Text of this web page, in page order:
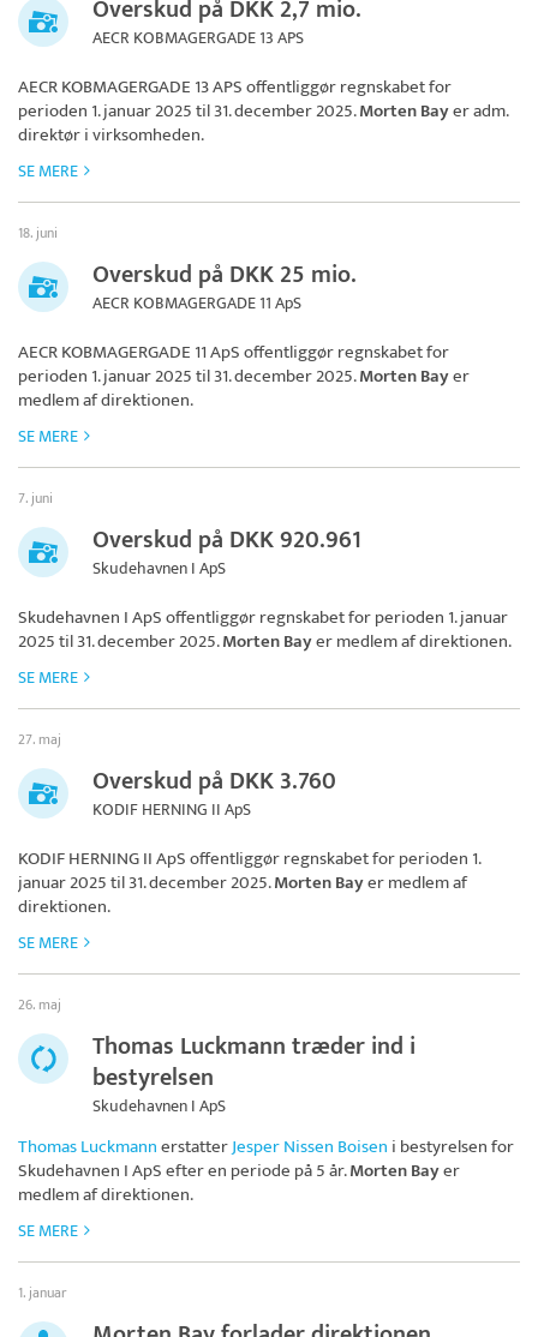
Overskud på DKK 2,7 mio.
AECR KOBMAGERGADE 13 APS
AECR KOBMAGERGADE 13 APSoffentliggør regnskabet for
perioden 1. januar 2025 til 31. december 2025.Morten Bayer adm.
direktør i virksomheden.
SE MERE
18. juni
Overskud på DKK 25 mio.
AECR KOBMAGERGADE 11 ApS
AECR KOBMAGERGADE 11 ApSoffentliggør regnskabet for
perioden 1. januar 2025 til 31. december 2025.Morten Bayer
medlem af direktionen.
SE MERE
7. juni
Overskud på DKK 920.961
Skudehavnen I ApS
Skudehavnen I ApSoffentliggør regnskabet for perioden 1. januar
2025 til 31. december 2025.Morten Bayer medlem af direktionen.
SE MERE
27. maj
Overskud på DKK 3.760
KODIF HERNING II ApS
KODIF HERNING II ApSoffentliggør regnskabet for perioden 1.
januar 2025 til 31. december 2025.Morten Bayer medlem af
direktionen.
SE MERE
26. maj
Thomas Luckmann træder ind i
bestyrelsen
Skudehavnen I ApS
Thomas LuckmannerstatterJesper Nissen Boisen i bestyrelsen for
Skudehavnen I ApSefter en periode på 5 år.Morten Bayer
medlem af direktionen.
SE MERE
1. januar